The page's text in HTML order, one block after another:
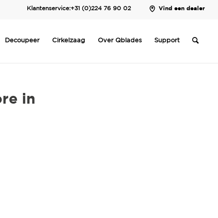
Klantenservice:+31 (0)224 76 90 02 Vind een dealer
Decoupeer Cirkelzaag Over Qblades Support
in